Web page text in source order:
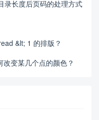
录长度后页码的处理方式
&lt; 1 的排版？
变某几个点的颜色？